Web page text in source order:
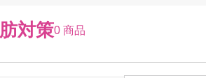
対策0 商品